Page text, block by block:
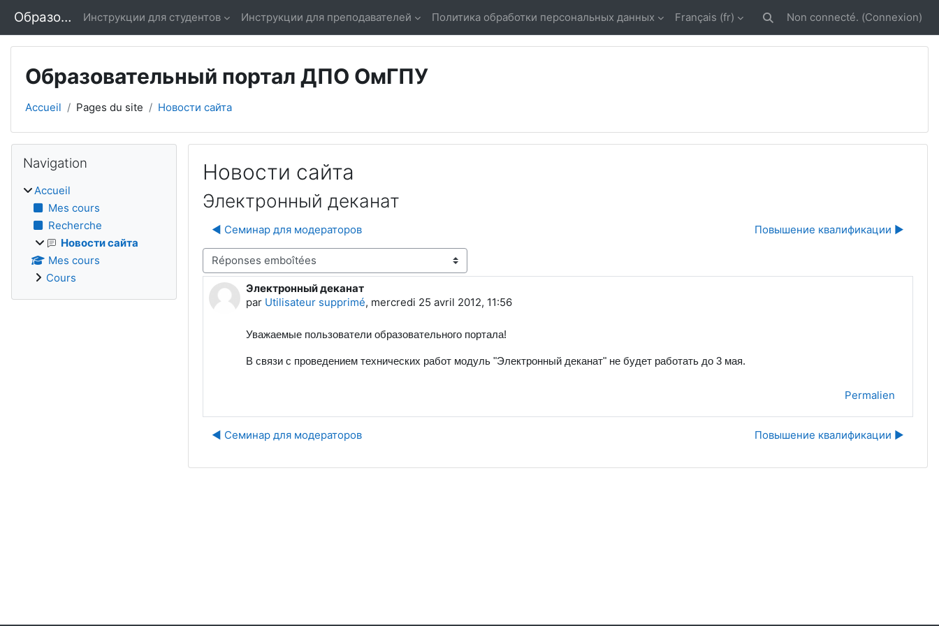
Образовательный портал ДПО ОмГПУ Инструкции для студентов Инструкции для преподавателей Политика обработки персональных данных Français ‎(fr)‎ Activer/désactiver la saisie de
Non connecté. (Connexion)
Образовательный портал ДПО ОмГПУ
Accueil Pages du site Новости сайта
Новости сайта
Электронный деканат
◀︎ Семинар для модераторов
Повышение квалификации ▶︎
Type d’affichage
Электронный деканат
par Utilisateur supprimé, mercredi 25 avril 2012, 11:56
Nombre de réponses : 0
Уважаемые пользователи образовательного портала!
В связи с проведением технических работ модуль "Электронный деканат" не будет работать до 3 мая.
Permalien
◀︎ Семинар для модераторов Повышение квалификации ▶︎
Blocs
Navigation
Accueil
Mes cours
Recherche
Новости сайта
Mes cours
Cours